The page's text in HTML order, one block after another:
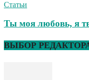
Статьи
Ты моя любовь, я
ВЫБОР